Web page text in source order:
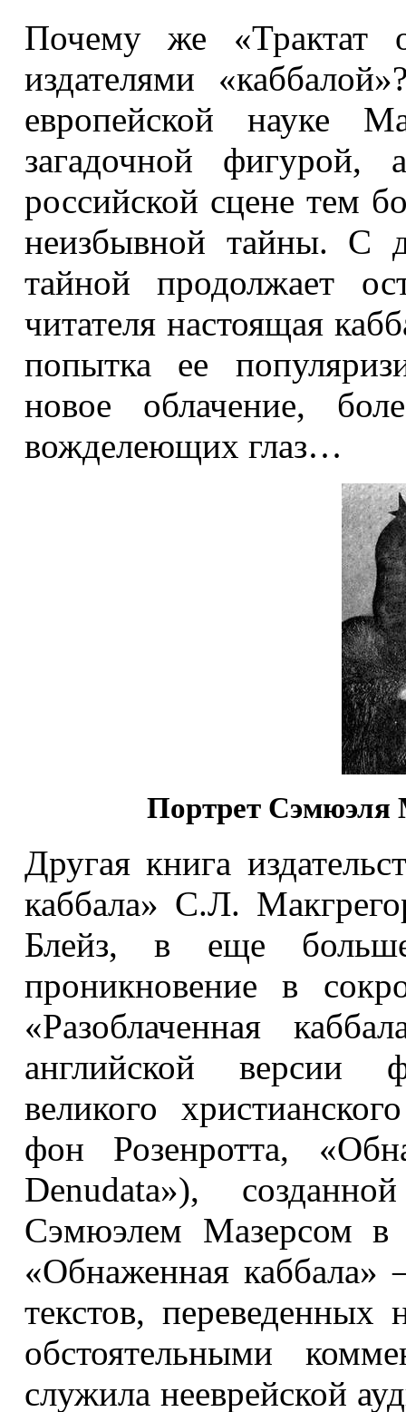
Почему же «Трактат
издателями
европейской науке
загадочной фигурой,
российской сцене тем
неизбывной тайны. С
тайной продолжает
читателя настоящая
попытка ее
новое облачение,
вожделеющих глаз…
Портрет Сэмюэля
Другая книга
каббала» С.Л.
Блейз, в еще
проникновение в
«Разоблаченная
английской версии
великого
фон Розенротта,
Denudata»),
Сэмюэлем Мазерсом в
«Обнаженная каббала»
текстов,
обстоятельными
служила нееврейской